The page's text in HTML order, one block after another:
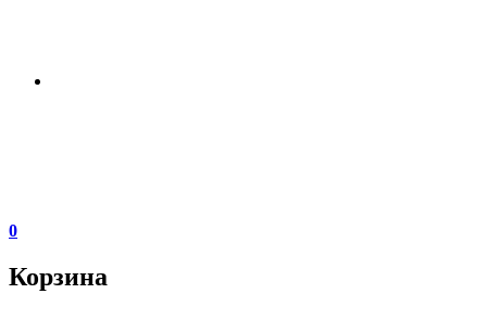
0
Корзина